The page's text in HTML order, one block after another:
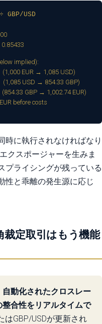
USD
implied):
EUR → 1,085 USD)
USD → 854.33 GBP)
GBP → 1,002.74 EUR)
before costs
時に執行されなければなり
クスポージャーを生みま
プライシングが残っている
性と乖離の発生源に応じ
裁定取引はもう機能
動化されたクロスレー
整合性をリアルタイムで
はGBP/USDが更新され